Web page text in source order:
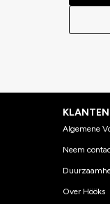
Algemene
Neem
Over Hööks